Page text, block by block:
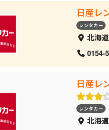
日産レ
レンタカー
北海
0154-
日産レ
レンタカー
北海